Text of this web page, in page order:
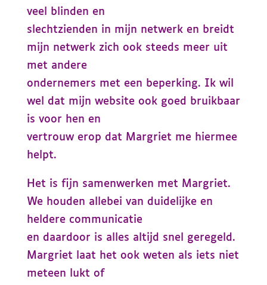
veel blinden en
slechtzienden in mijn netwerk en breidt
mijn netwerk zich ook steeds meer uit
met andere
ondernemers met een beperking. Ik wil
wel dat mijn website ook goed bruikbaar
is voor hen en
vertrouw erop dat Margriet me hiermee
helpt.
Het is fijn samenwerken met Margriet.
We houden allebei van duidelijke en
heldere communicatie
en daardoor is alles altijd snel geregeld.
Margriet laat het ook weten als iets niet
meteen lukt of